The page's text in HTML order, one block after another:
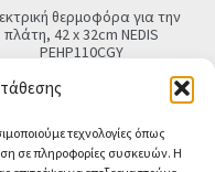
τεχνολογίες όπως
σε πληροφορίες συσκευών. Η
θερμοφόρα για την
πλάτη, 42 x 32cm NEDIS
PEHP110CGY
€29.90
Προσθήκη στο καλάθι